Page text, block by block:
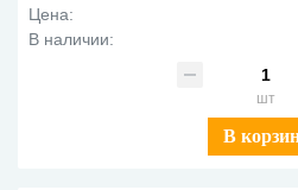
Цена:
В наличии:
шт
В